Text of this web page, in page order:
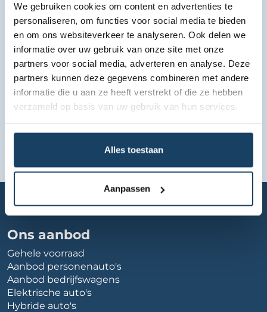
We gebruiken cookies om content en advertenties te
personaliseren, om functies voor social media te bieden
en om ons websiteverkeer te analyseren. Ook delen we
informatie over uw gebruik van onze site met onze
partners voor social media, adverteren en analyse. Deze
partners kunnen deze gegevens combineren met andere
informatie die u aan ze heeft verstrekt of die ze hebben
verzameld op basis van uw gebruik van hun services.
Alles toestaan
Aanpassen
Bekijk lease aanbod
hentra-autos
Ons aanbod
Gehele voorraad
Aanbod personenauto's
Aanbod bedrijfswagens
Elektrische auto's
Hybride auto's